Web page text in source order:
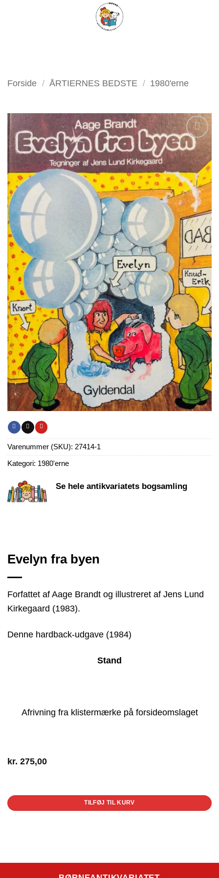
FILTER
Forside / ÅRTIERNES BEDSTE / 1980'erne
Tilføj
som
favorit
Varenummer (SKU): 27414-1
Kategori: 1980'erne
Se hele antikvariatets bogsamling
Evelyn fra byen
Forfattet af Aage Brandt og illustreret af Jens Lund
Kirkegaard (1983).
Denne hardback-udgave (1984)
Stand
Afrivning fra klistermærke på forsideomslaget
kr. 275,00
TILFØJ TIL KURV